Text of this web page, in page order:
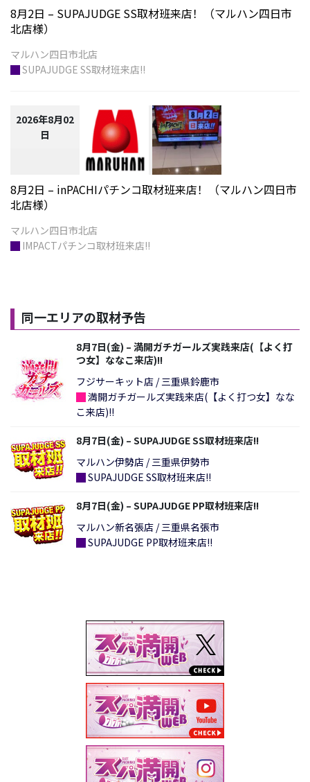
8月2日 – SUPAJUDGE SS取材班来店！（マルハン四日市
北店様）
█SUPAJUDGE SS取材班来店!!
2026年8月02
日
8月2日 – inPACHIパチンコ取材班来店！（マルハン四日市
北店様）
█ IMPACTパチンコ取材班来店!!
同一エリアの取材予告
8月7日(金) – 満開ガチガールズ実践来店(【よく打
つ女】ななこ来店)!!
フジサーキット店 / 三重県鈴鹿市
█満開ガチガールズ実践来店(【よく打つ女】なな
こ来店)!!
8月7日(金) – SUPAJUDGE SS取材班来店!!
マルハン伊勢店 / 三重県伊勢市
█SUPAJUDGE SS取材班来店!!
8月7日(金) – SUPAJUDGE PP取材班来店!!
マルハン新名張店 / 三重県名張市
█SUPAJUDGE PP取材班来店!!